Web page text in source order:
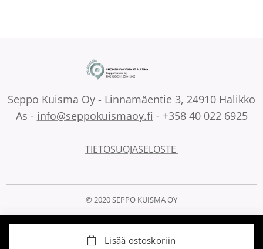
Lisää ostoskoriin
Seppo Kuisma Oy - Linnamäentie 3, 24910 Halikko
As - info@seppokuismaoy.fi - +358 40 022 6925
TIETOSUOJASELOSTE
© 2020 SEPPO KUISMA OY